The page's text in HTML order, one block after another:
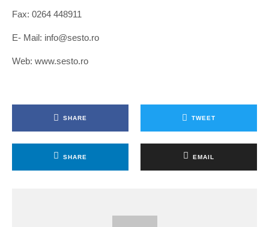
Fax: 0264 448911
E- Mail: info@sesto.ro
Web: www.sesto.ro
SHARE TWEET
SHARE EMAIL